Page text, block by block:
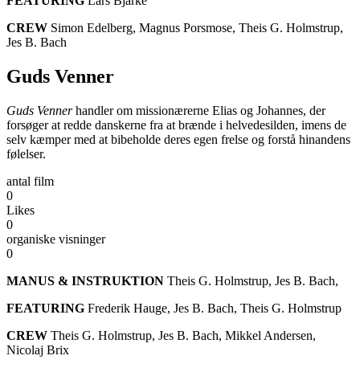
CREW Simon Edelberg, Magnus Porsmose, Theis G. Holmstrup,
Jes B. Bach
Guds Venner
Guds Vennerhandler om missionærerne Elias og Johannes, der
forsøger at redde danskerne fra at brænde i helvedesilden, imens de
selv kæmper med at bibeholde deres egen frelse og forstå hinandens
følelser.
antal film
0
Likes
0
organiske visninger
0
MANUS & INSTRUKTION Theis G. Holmstrup, Jes B. Bach,
FEATURING Frederik Hauge, Jes B. Bach, Theis G. Holmstrup
CREW Theis G. Holmstrup, Jes B. Bach, Mikkel Andersen,
Nicolaj Brix